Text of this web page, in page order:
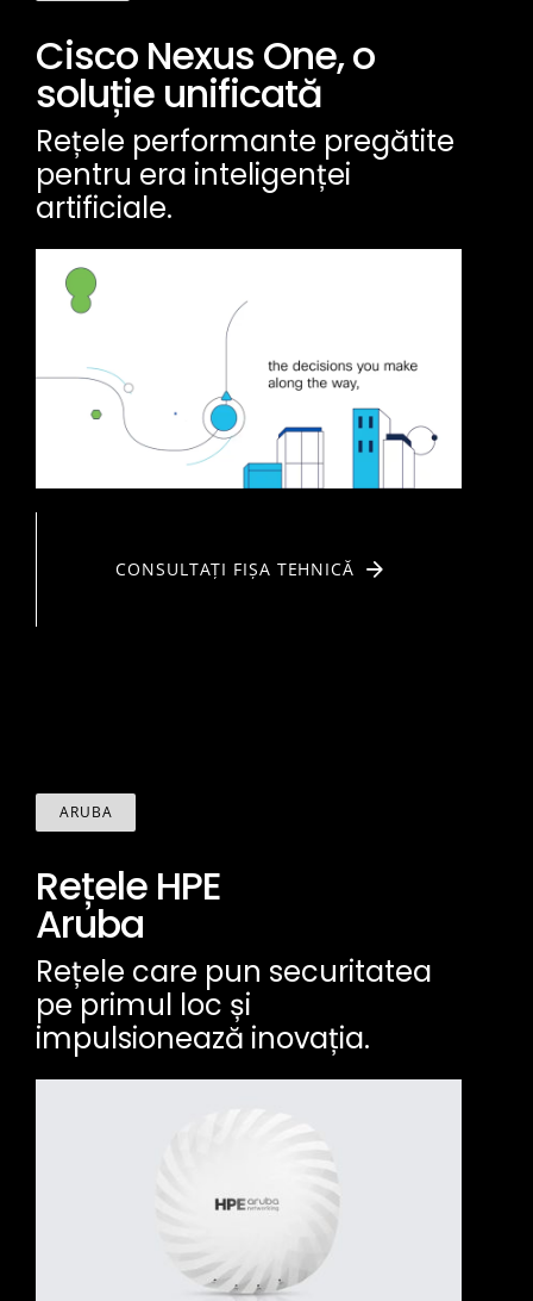
Cisco Nexus One, o
soluție unificată
Rețele performante pregătite
pentru era inteligenței
artificiale.
CONSULTAȚI FIȘA TEHNICĂ
ARUBA
Rețele HPE
Aruba
Rețele care pun securitatea
pe primul loc și
impulsionează inovația.